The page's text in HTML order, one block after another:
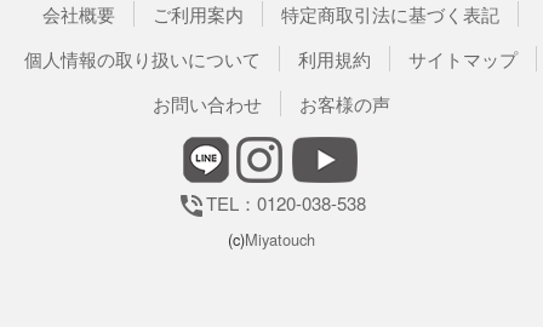
会社概要 ご利用案内
特定商取引法に基づく表記
個人情報の取り扱いについて
利用規約
サイトマップ
お問い合わせ
お客様の声
phone_in_talkTEL：0120-038-538
(c)Miyatouch